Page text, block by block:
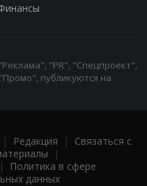
"PR", "Спецпроект",
публикуются на
| Редакция | Связаться с
|
|
Политика в сфере
данных